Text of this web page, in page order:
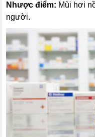
Nhược điểm: Mùi hơi
người.